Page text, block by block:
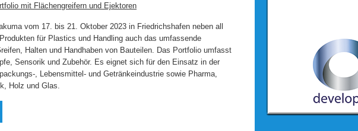
mit Flächengreifern und Ejektoren
vom 17. bis 21. Oktober 2023 in Friedrichshafen neben all
für Plastics und Handling auch das umfassende
Halten und Handhaben von Bauteilen. Das Portfolio umfasst
Sensorik und Zubehör. Es eignet sich für den Einsatz in der
, Lebensmittel- und Getränkeindustrie sowie Pharma,
Holz und Glas.